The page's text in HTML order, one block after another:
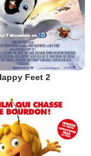
Feet 2